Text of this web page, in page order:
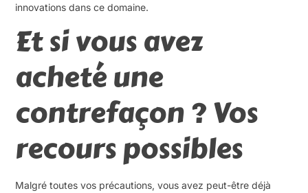
innovations dans ce domaine.
Et si vous avez
acheté une
contrefaçon ? Vos
recours possibles
Malgré toutes vos précautions, vous avez peut-être déjà